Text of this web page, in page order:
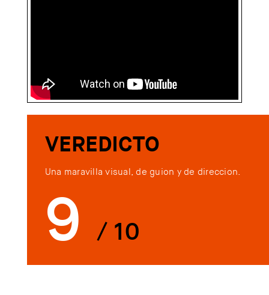
VEREDICTO
Una maravilla visual, de guion y de direccion.
9 / 10